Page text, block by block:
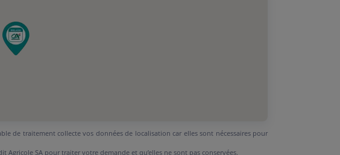
de traitement collecte vos données de localisation car elles sont nécessaires pour
Agricole SA pour traiter votre demande et qu’elles ne sont pas conservées.